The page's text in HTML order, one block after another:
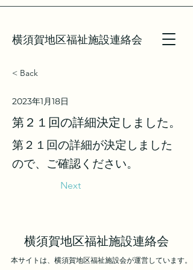
横須賀地区福祉施設連絡会
< Back
2023年1月18日
第２１回の詳細決定しました。
第２１回の詳細が決定しました
ので、ご確認ください。
Next
横須賀地区福祉施設連絡会
本サイトは、横須賀地区福祉施設会が運営しています。